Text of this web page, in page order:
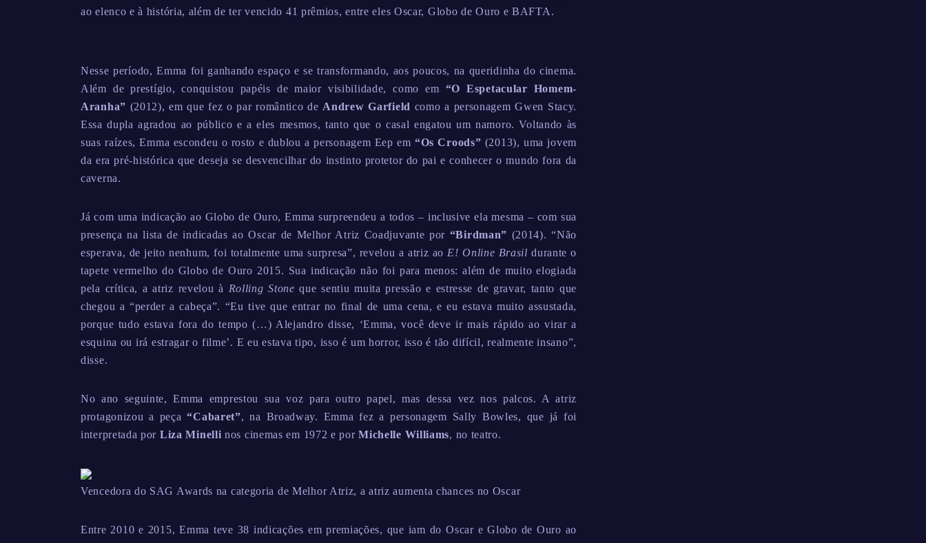
ao elenco e à história, além de ter vencido 41 prêmios, entre eles Oscar, Globo de Ouro e BAFTA.
Nesse período, Emma foi ganhando espaço e se transformando, aos poucos, na queridinha do cinema.
Além de prestígio, conquistou papéis de maior visibilidade, como em “O Espetacular Homem-
Aranha” (2012), em que fez o par romântico de Andrew Garfield como a personagem Gwen Stacy.
Essa dupla agradou ao público e a eles mesmos, tanto que o casal engatou um namoro. Voltando às
suas raízes, Emma escondeu o rosto e dublou a personagem Eep em “Os Croods” (2013), uma jovem
da era pré-histórica que deseja se desvencilhar do instinto protetor do pai e conhecer o mundo fora da
caverna.
Já com uma indicação ao Globo de Ouro, Emma surpreendeu a todos – inclusive ela mesma – com sua
presença na lista de indicadas ao Oscar de Melhor Atriz Coadjuvante por “Birdman” (2014). “Não
esperava, de jeito nenhum, foi totalmente uma surpresa”, revelou a atriz ao E! Online Brasil durante o
tapete vermelho do Globo de Ouro 2015. Sua indicação não foi para menos: além de muito elogiada
pela crítica, a atriz revelou à Rolling Stone que sentiu muita pressão e estresse de gravar, tanto que
chegou a “perder a cabeça”. “Eu tive que entrar no final de uma cena, e eu estava muito assustada,
porque tudo estava fora do tempo (…) Alejandro disse, ‘Emma, você deve ir mais rápido ao virar a
esquina ou irá estragar o filme’. E eu estava tipo, isso é um horror, isso é tão difícil, realmente insano”,
disse.
No ano seguinte, Emma emprestou sua voz para outro papel, mas dessa vez nos palcos. A atriz
protagonizou a peça“Cabaret”, na Broadway. Emma fez a personagem Sally Bowles, que já foi
interpretada por Liza Minelli nos cinemas em 1972 e porMichelle Williams, no teatro.
Vencedora do SAG Awards na categoria de Melhor Atriz, a atriz aumenta chances no Oscar
Entre 2010 e 2015, Emma teve 38 indicações em premiações, que iam do Oscar e Globo de Ouro ao